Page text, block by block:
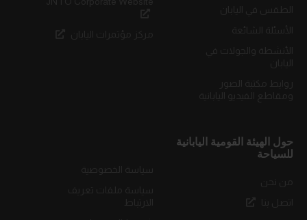
حول الهيئة القومية اليابانية
للسياحة